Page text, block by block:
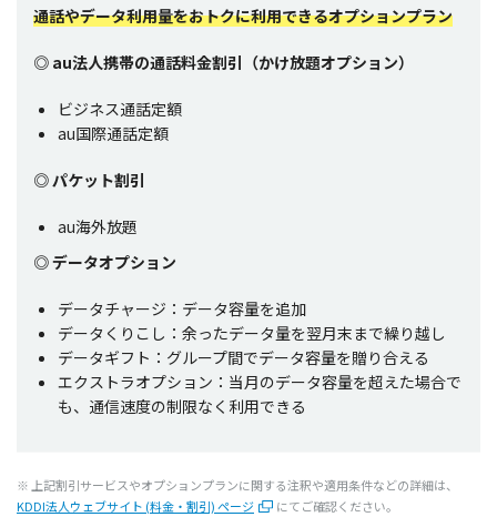
通話やデータ利用量をおトクに利用できるオプションプラン
◎ au法人携帯の通話料金割引（かけ放題オプション）
ビジネス通話定額
au国際通話定額
◎ パケット割引
au海外放題
◎ データオプション
データチャージ：データ容量を追加
データくりこし：余ったデータ量を翌月末まで繰り越し
データギフト：グループ間でデータ容量を贈り合える
エクストラオプション：当月のデータ容量を超えた場合で
も、通信速度の制限なく利用できる
※ 上記割引サービスやオプションプランに関する注釈や適用条件などの詳細は、
KDDI法人ウェブサイト (料金・割引) ページ
にてご確認ください。